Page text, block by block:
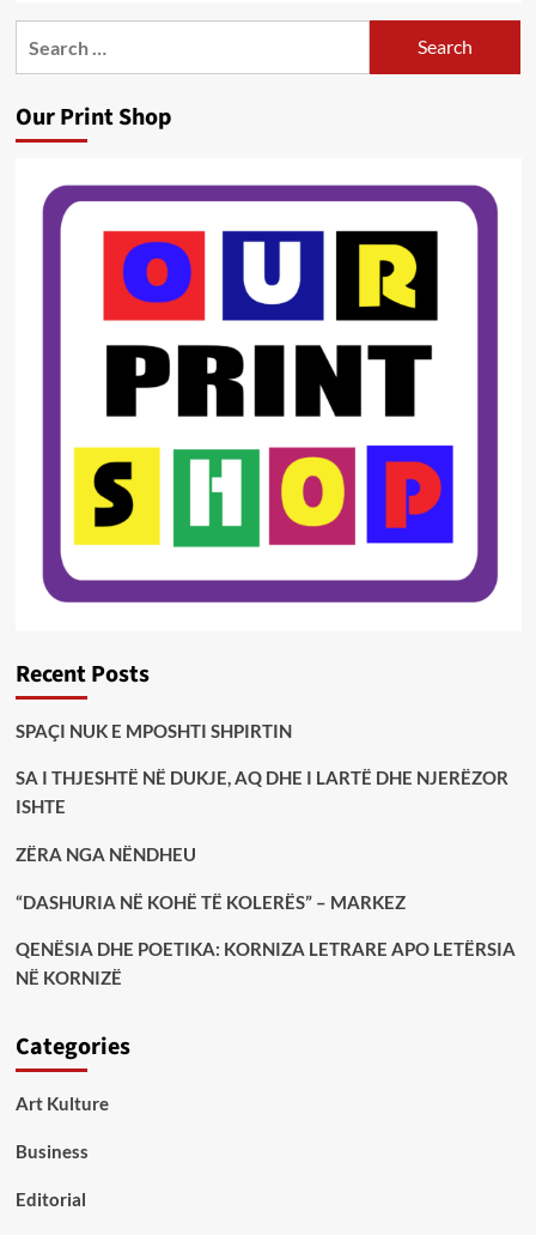
Our Print Shop
Recent Posts
SPAÇI NUK E MPOSHTI SHPIRTIN
SA I THJESHTË NË DUKJE, AQ DHE I LARTË DHE NJERËZOR
ISHTE
ZËRA NGA NËNDHEU
“DASHURIA NË KOHË TË KOLERËS” – MARKEZ
QENËSIA DHE POETIKA: KORNIZA LETRARE APO LETËRSIA
NË KORNIZË
Categories
Art Kulture
Business
Editorial